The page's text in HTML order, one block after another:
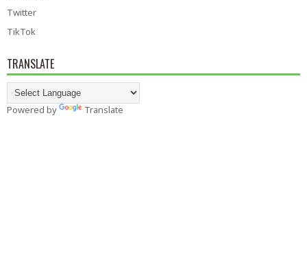
Twitter
TikTok
TRANSLATE
Powered by Translate